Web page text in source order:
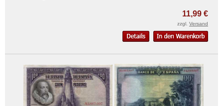
11,99 €
zzgl. Versand